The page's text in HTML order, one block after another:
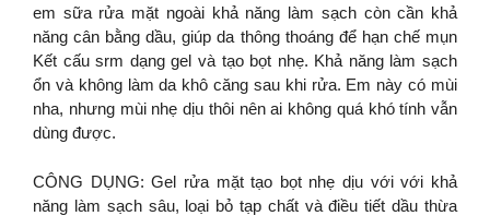
em sữa rửa mặt ngoài khả năng làm sạch còn cần khả
năng cân bằng dầu, giúp da thông thoáng để hạn chế mụn
Kết cấu srm dạng gel và tạo bọt nhẹ. Khả năng làm sạch
ổn và không làm da khô căng sau khi rửa. Em này có mùi
nha, nhưng mùi nhẹ dịu thôi nên ai không quá khó tính vẫn
dùng được.
CÔNG DỤNG: Gel rửa mặt tạo bọt nhẹ dịu với với khả
năng làm sạch sâu, loại bỏ tạp chất và điều tiết dầu thừa